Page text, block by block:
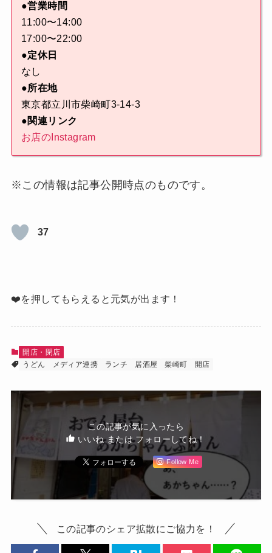
●営業時間
11:00〜14:00
17:00〜22:00
●定休日
なし
●所在地
東京都立川市柴崎町3-14-3
●関連リンク
お店のInstagram
※この情報は記事公開時点のものです。
37
❤️を押してもらえると元気が出ます！
開店・閉店
うどん
メディア連携 ランチ 居酒屋 柴崎町 開店
この記事が気に入ったら
いいね または フォローしてね！
Follow Me
この記事のシェア拡散にご協力を！